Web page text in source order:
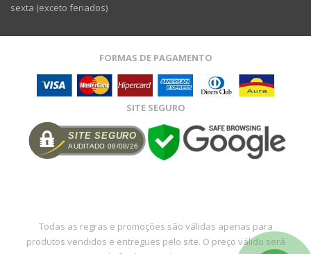
sexta (exceto feriados)
FORMAS DE PAGAMENTO
SITE SEGURO
SITE SEGURO
AUDITADO 08/08/26
Todas as regras e promoções são válidas apenas para
produtos vendidos e entregues pelo site. O preço válido será